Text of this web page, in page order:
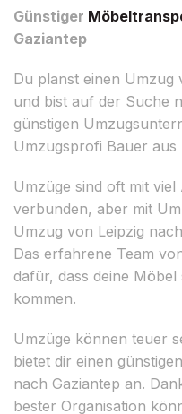
Günstiger
Gaziantep
Du planst einen Umzug
und bist auf der Suche
günstigen
Umzugsprofi Bauer aus
Umzüge sind oft mit
verbunden, aber mit
Umzug von Leipzig
Das erfahrene Team
dafür, dass deine
kommen.
Umzüge können teuer
bietet dir einen
nach Gaziantep an.
bester Organisation